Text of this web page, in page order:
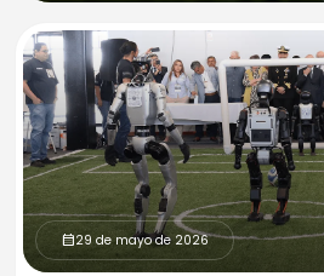
calendar_month29 de mayo de 2026